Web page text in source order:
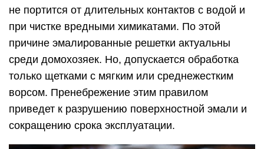
не портится от длительных контактов с водой и
при чистке вредными химикатами. По этой
причине эмалированные решетки актуальны
среди домохозяек. Но, допускается обработка
только щетками с мягким или среднежестким
ворсом. Пренебрежение этим правилом
приведет к разрушению поверхностной эмали и
сокращению срока эксплуатации.